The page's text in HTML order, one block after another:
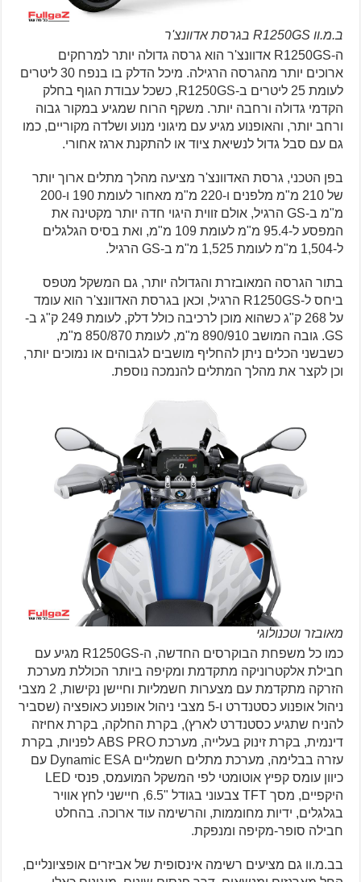
ב.מ.וו R1250GS בגרסת אדוונצ'ר
ה-R1250GS אדוונצ'ר הוא גרסה גדולה יותר למרחקים
ארוכים יותר מהגרסה הרגילה. מיכל הדלק בו בנפח 30 ליטרים
לעומת 25 ליטרים ב-R1250GS, כשכל עבודת הגוף בחלק
הקדמי גדולה ורחבה יותר. משקף הרוח שמגיע במקור גבוה
ורחב יותר, והאופנוע מגיע עם מיגוני מנוע ושלדה מקוריים, כמו
גם עם סבל גדול לנשיאת ציוד או להתקנת ארגז אחורי.
בפן הטכני, גרסת האדוונצ'ר מציעה מהלך מתלים ארוך יותר
של 210 מ"מ מלפנים ו-220 מ"מ מאחור לעומת 190 ו-200
מ"מ ב-GS הרגיל, אולם זווית היגוי חדה יותר מקטינה את
המפסע ל-95.4 מ"מ לעומת 109 מ"מ, ואת בסיס הגלגלים
ל-1,504 מ"מ לעומת 1,525 מ"מ ב-GS הרגיל.
בתור הגרסה המאובזרת והגדולה יותר, גם המשקל מטפס
ביחס ל-R1250GS הרגיל, וכאן בגרסת האדוונצ'ר הוא עומד
על 268 ק"ג כשהוא מוכן לרכיבה כולל דלק, לעומת 249 ק"ג ב-
GS. גובה המושב 890/910 מ"מ, לעומת 850/870 מ"מ,
כשבשני הכלים ניתן להחליף מושבים לגבוהים או נמוכים יותר,
וכן לקצר את מהלך המתלים להנמכה נוספת.
מאובזר וטכנולוגי
כמו כל משפחת הבוקרסים החדשה, ה-R1250GS מגיע עם
חבילת אלקטרוניקה מתקדמת ומקיפה ביותר הכוללת מערכת
הזרקה מתקדמת עם מצערות חשמליות וחיישן נקישות, 2 מצבי
ניהול אופנוע כסטנדרט ו-5 מצבי ניהול אופנוע כאופציה (שסביר
להניח שתגיע כסטנדרט לארץ), בקרת החלקה, בקרת אחיזה
דינמית, בקרת זינוק בעלייה, מערכת ABS PRO לפניות, בקרת
עזרה בבלימה, מערכת מתלים חשמליים Dynamic ESA עם
כיוון עומס קפיץ אוטומטי לפי המשקל המועמס, פנסי LED
היקפיים, מסך TFT צבעוני בגודל "6.5, חיישני לחץ אוויר
בגלגלים, ידיות מחוממות, והרשימה עוד ארוכה. בהחלט
חבילה סופר-מקיפה ומנפקת.
בב.מ.וו גם מציעים רשימה אינסופית של אביזרים אופציונליים,